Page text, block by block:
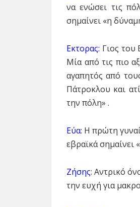
να ενώσει τις
σημαίνει «η
Εκτορας: Γιoς του
Μία από τις πιο
αγαπητός από
Πάτροκλου και
την πόλη» .
Εύα: Η πρώτη
εβραϊκά σημαίνει
Ζήσης: Αντρικό
την ευχή για